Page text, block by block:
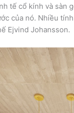
tế cổ kính và sàn
của nó. Nhiều
Ejvind Johansson.